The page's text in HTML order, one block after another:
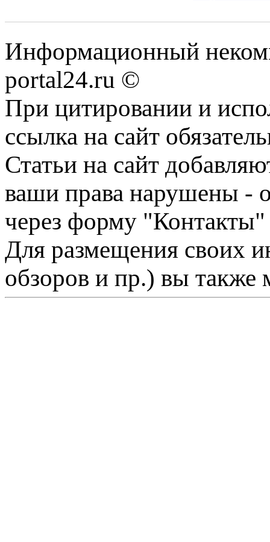
Информационный
portal24.ru ©
При цитировании и
ссылка на сайт
Статьи на сайт
ваши права нарушены -
через форму "Контакты"
Для размещения своих
обзоров и пр.) вы также